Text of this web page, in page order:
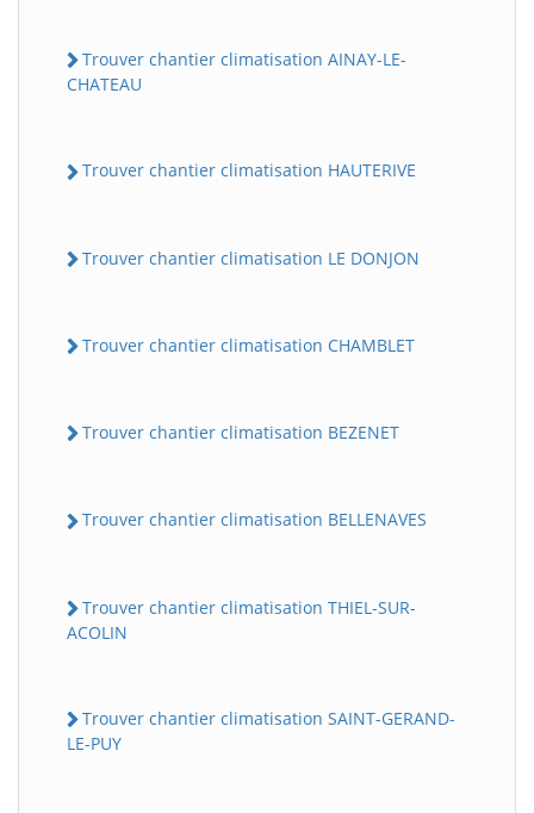
Trouver chantier climatisation AINAY-LE-
CHATEAU
Trouver chantier climatisation HAUTERIVE
Trouver chantier climatisation LE DONJON
Trouver chantier climatisation CHAMBLET
Trouver chantier climatisation BEZENET
Trouver chantier climatisation BELLENAVES
Trouver chantier climatisation THIEL-SUR-
ACOLIN
Trouver chantier climatisation SAINT-GERAND-
LE-PUY